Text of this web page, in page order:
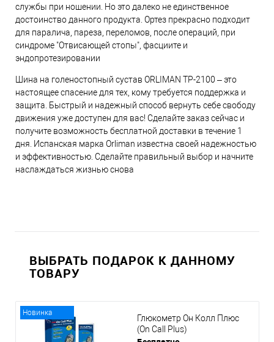
службы при ношении. Но это далеко не единственное
достоинство данного продукта. Ортез прекрасно подходит
для паралича, пареза, переломов, после операций, при
синдроме "Отвисающей стопы", фасциите и
эндопротезировании
Шина на голеностопный сустав ORLIMAN TP-2100 – это
настоящее спасение для тех, кому требуется поддержка и
защита. Быстрый и надежный способ вернуть себе свободу
движения уже доступен для вас! Сделайте заказ сейчас и
получите возможность бесплатной доставки в течение 1
дня. Испанская марка Orliman известна своей надежностью
и эффективностью. Сделайте правильный выбор и начните
наслаждаться жизнью снова
ВЫБРАТЬ ПОДАРОК К ДАННОМУ
ТОВАРУ
Новинка
Глюкометр Он Колл Плюс
(On Call Plus)